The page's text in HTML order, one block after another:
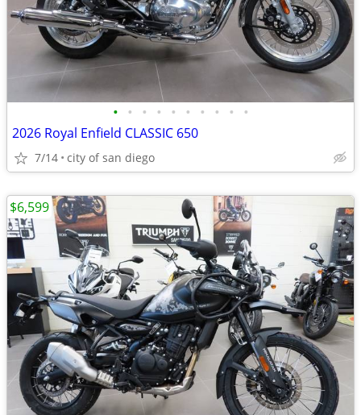
• • • • • • • • • •
2026 Royal Enfield CLASSIC 650
7/14 city of san diego
$6,599